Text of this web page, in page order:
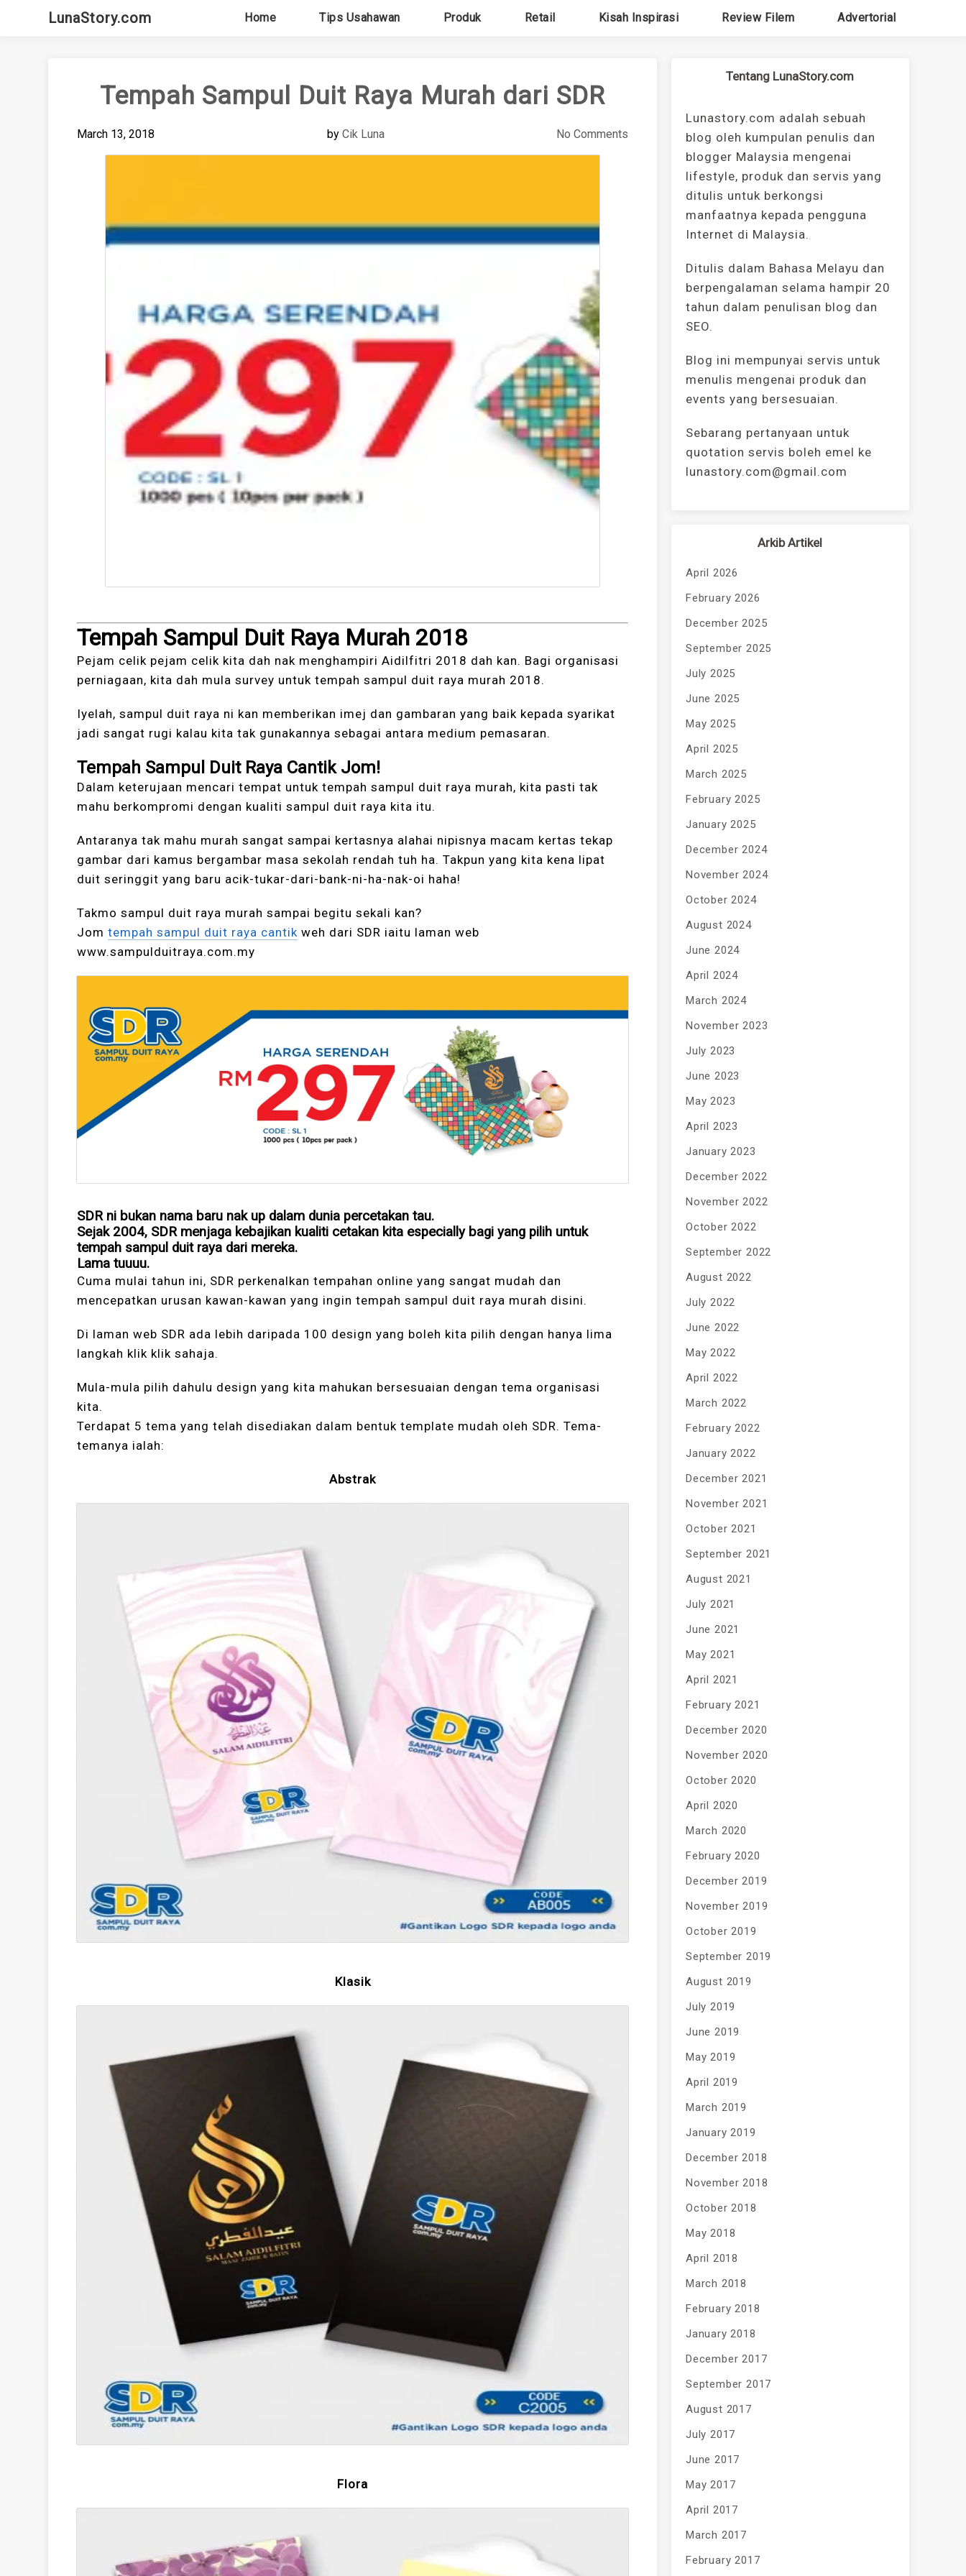
LunaStory.com Home Tips Usahawan Produk Retail Kisah Inspirasi Review Filem Advertorial
Tempah Sampul Duit Raya Murah dari SDR
March 13, 2018 by Cik Luna No Comments
Tempah Sampul Duit Raya Murah 2018
Pejam celik pejam celik kita dah nak menghampiri Aidilfitri 2018 dah kan. Bagi organisasi
perniagaan, kita dah mula survey untuk tempah sampul duit raya murah 2018.
Iyelah, sampul duit raya ni kan memberikan imej dan gambaran yang baik kepada syarikat
jadi sangat rugi kalau kita tak gunakannya sebagai antara medium pemasaran.
Tempah Sampul Duit Raya Cantik Jom!
Dalam keterujaan mencari tempat untuk tempah sampul duit raya murah, kita pasti tak
mahu berkompromi dengan kualiti sampul duit raya kita itu.
Antaranya tak mahu murah sangat sampai kertasnya alahai nipisnya macam kertas tekap
gambar dari kamus bergambar masa sekolah rendah tuh ha. Takpun yang kita kena lipat
duit seringgit yang baru acik-tukar-dari-bank-ni-ha-nak-oi haha!
Takmo sampul duit raya murah sampai begitu sekali kan?
Jomtempah sampul duit raya cantik weh dari SDR iaitu laman web
www.sampulduitraya.com.my
SDR ni bukan nama baru nak up dalam dunia percetakan tau.
Sejak 2004, SDR menjaga kebajikan kualiti cetakan kita especially bagi yang pilih untuk
tempah sampul duit raya dari mereka.
Lama tuuuu.
Cuma mulai tahun ini, SDR perkenalkan tempahan online yang sangat mudah dan
mencepatkan urusan kawan-kawan yang ingin tempah sampul duit raya murah disini.
Di laman web SDR ada lebih daripada 100 design yang boleh kita pilih dengan hanya lima
langkah klik klik sahaja.
Mula-mula pilih dahulu design yang kita mahukan bersesuaian dengan tema organisasi
kita.
Terdapat 5 tema yang telah disediakan dalam bentuk template mudah oleh SDR. Tema-
temanya ialah:
Abstrak
Klasik
Flora
Tentang LunaStory.com
Lunastory.com adalah sebuah
blog oleh kumpulan penulis dan
blogger Malaysia mengenai
lifestyle, produk dan servis yang
ditulis untuk berkongsi
manfaatnya kepada pengguna
Internet di Malaysia.
Ditulis dalam Bahasa Melayu dan
berpengalaman selama hampir 20
tahun dalam penulisan blog dan
SEO.
Blog ini mempunyai servis untuk
menulis mengenai produk dan
events yang bersesuaian.
Sebarang pertanyaan untuk
quotation servis boleh emel ke
lunastory.com@gmail.com
Arkib Artikel
April 2026
February 2026
December 2025
September 2025
July 2025
June 2025
May 2025
April 2025
March 2025
February 2025
January 2025
December 2024
November 2024
October 2024
August 2024
June 2024
April 2024
March 2024
November 2023
July 2023
June 2023
May 2023
April 2023
January 2023
December 2022
November 2022
October 2022
September 2022
August 2022
July 2022
June 2022
May 2022
April 2022
March 2022
February 2022
January 2022
December 2021
November 2021
October 2021
September 2021
August 2021
July 2021
June 2021
May 2021
April 2021
February 2021
December 2020
November 2020
October 2020
April 2020
March 2020
February 2020
December 2019
November 2019
October 2019
September 2019
August 2019
July 2019
June 2019
May 2019
April 2019
March 2019
January 2019
December 2018
November 2018
October 2018
May 2018
April 2018
March 2018
February 2018
January 2018
December 2017
September 2017
August 2017
July 2017
June 2017
May 2017
April 2017
March 2017
February 2017